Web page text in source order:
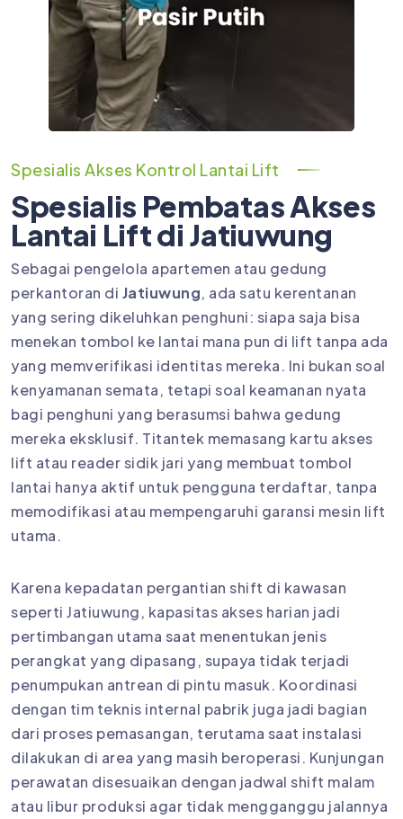
Spesialis Akses Kontrol Lantai Lift
Spesialis Pembatas Akses
Lantai Lift di Jatiuwung
Sebagai pengelola apartemen atau gedung
perkantoran di Jatiuwung, ada satu kerentanan
yang sering dikeluhkan penghuni: siapa saja bisa
menekan tombol ke lantai mana pun di lift tanpa ada
yang memverifikasi identitas mereka. Ini bukan soal
kenyamanan semata, tetapi soal keamanan nyata
bagi penghuni yang berasumsi bahwa gedung
mereka eksklusif. Titantek memasang kartu akses
lift atau reader sidik jari yang membuat tombol
lantai hanya aktif untuk pengguna terdaftar, tanpa
memodifikasi atau mempengaruhi garansi mesin lift
utama.
Karena kepadatan pergantian shift di kawasan
seperti Jatiuwung, kapasitas akses harian jadi
pertimbangan utama saat menentukan jenis
perangkat yang dipasang, supaya tidak terjadi
penumpukan antrean di pintu masuk. Koordinasi
dengan tim teknis internal pabrik juga jadi bagian
dari proses pemasangan, terutama saat instalasi
dilakukan di area yang masih beroperasi. Kunjungan
perawatan disesuaikan dengan jadwal shift malam
atau libur produksi agar tidak mengganggu jalannya